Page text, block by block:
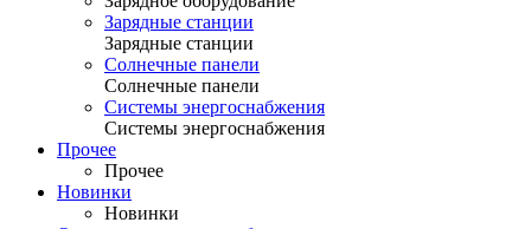
Зарядные станции
Зарядные станции
Солнечные панели
Солнечные панели
Системы энергоснабжения
Системы энергоснабжения
Прочее
Прочее
Новинки
Новинки